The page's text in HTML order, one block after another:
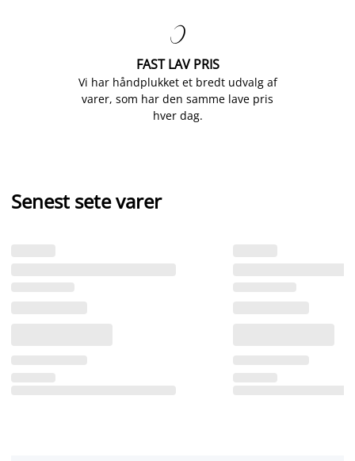

FAST LAV PRIS
Vi har håndplukket et bredt udvalg af
varer, som har den samme lave pris
hver dag.
Senest sete varer